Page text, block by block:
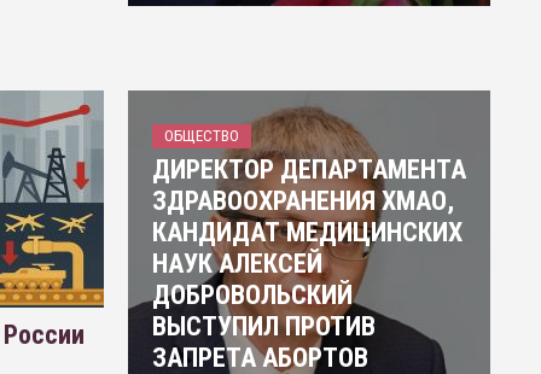
ОБЩЕСТВО
ДИРЕКТОР ДЕПАРТАМЕНТА
ЗДРАВООХРАНЕНИЯ ХМАО,
КАНДИДАТ МЕДИЦИНСКИХ
НАУК АЛЕКСЕЙ
ДОБРОВОЛЬСКИЙ
ВЫСТУПИЛ ПРОТИВ
ЗАПРЕТА АБОРТОВ